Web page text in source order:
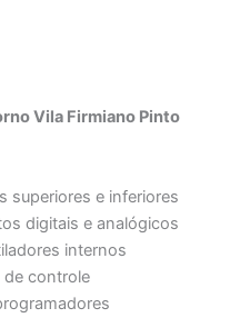
Vila Firmiano Pinto
superiores e inferiores
digitais e analógicos
internos
de controle